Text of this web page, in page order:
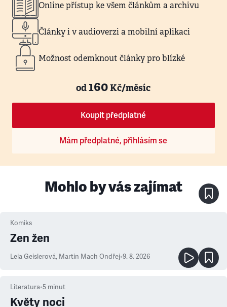
Online přístup ke všem článkům a archivu
Články i v audioverzi a mobilní aplikaci
Možnost odemknout články pro blízké
od160Kč/měsíc
Koupit předplatné
Mám předplatné, přihlásím se
Mohlo by vás zajímat
Komiks
Zen žen
Lela Geislerová, Martin Mach Ondřej•9. 8. 2026
Literatura•5 minut
Květy noci